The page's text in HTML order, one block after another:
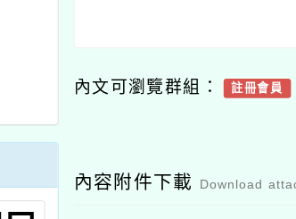
內文可瀏覽群組： 註冊會員
內容附件下載 Download